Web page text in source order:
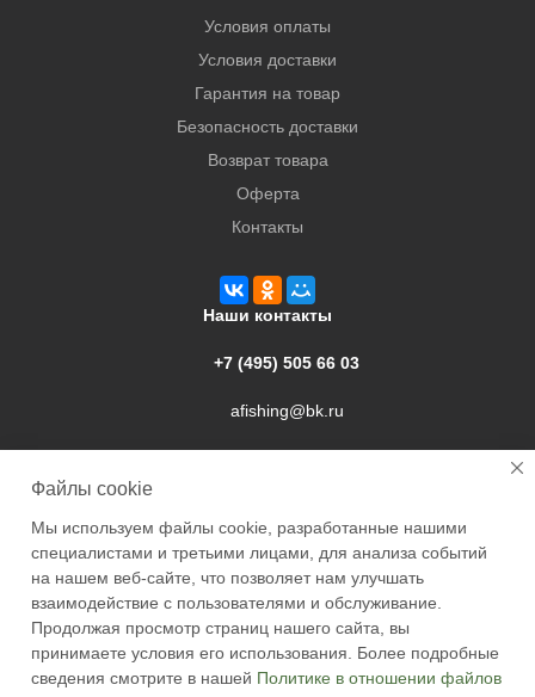
Условия оплаты
Условия доставки
Гарантия на товар
Безопасность доставки
Возврат товара
Оферта
Контакты
Наши контакты
+7 (495) 505 66 03
afishing@bk.ru
2026 © Academyfishing - продажа товаров для рыбалки по
Москве и России
Файлы cookie
Мы используем файлы cookie, разработанные нашими
специалистами и третьими лицами, для анализа событий
на нашем веб-сайте, что позволяет нам улучшать
взаимодействие с пользователями и обслуживание.
Продолжая просмотр страниц нашего сайта, вы
принимаете условия его использования. Более подробные
сведения смотрите в нашей Политике в отношении файлов